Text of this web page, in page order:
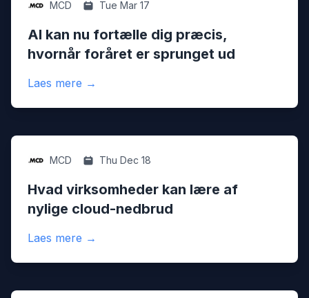
MCD Tue Mar 17
AI kan nu fortælle dig præcis,
hvornår foråret er sprunget ud
Laes mere AI kan nu fortælle dig præcis, hvornår
→
DigitalMCD Thu Dec 18
Hvad virksomheder kan lære af
nylige cloud-nedbrud
Laes mere Hvad virksomheder kan lære af nylige
→